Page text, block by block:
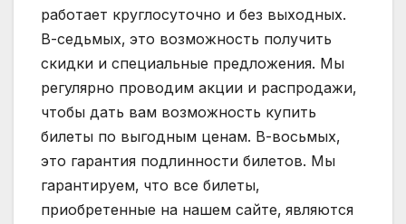
работает круглосуточно и без выходных.
В-седьмых‚ это возможность получить
скидки и специальные предложения. Мы
регулярно проводим акции и распродажи‚
чтобы дать вам возможность купить
билеты по выгодным ценам. В-восьмых‚
это гарантия подлинности билетов. Мы
гарантируем‚ что все билеты‚
приобретенные на нашем сайте‚ являются